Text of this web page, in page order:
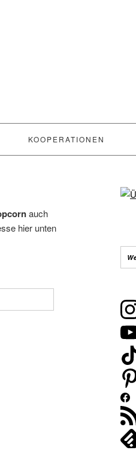
KOOPERATIONEN
auch
hier unten